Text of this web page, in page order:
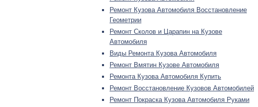
Ремонт Кузова Автомобиля Восстановление
Геометрии
Ремонт Сколов и Царапин на Кузове
Автомобиля
Виды Ремонта Кузова Автомобиля
Ремонт Вмятин Кузове Автомобиля
Ремонта Кузова Автомобиля Купить
Ремонт Восстановление Кузовов Автомобилей
Ремонт Покраска Кузова Автомобиля Руками